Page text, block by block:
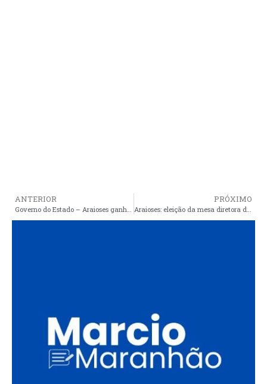
ANTERIOR
Governo do Estado – Araioses ganha mais uma escola digna
PRÓXIMO
Araioses: eleição da mesa diretora da câmara de vereadores tem a primeira chapa definida